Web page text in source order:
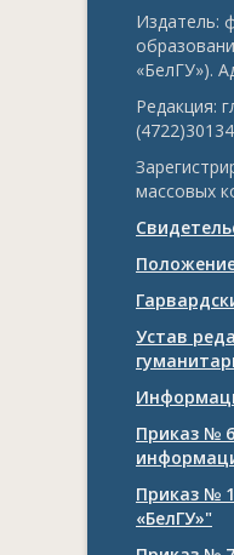
Издатель:
«БелГУ»).
Редакция:
массовых
Устав
Приказ №
Приказ №
«БелГУ»"